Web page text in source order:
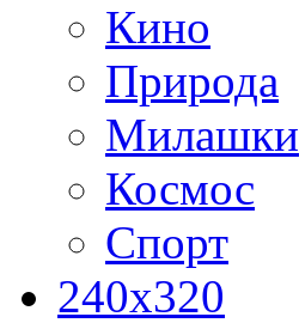
Кино
Природа
Милашки
Космос
Спорт
240x320